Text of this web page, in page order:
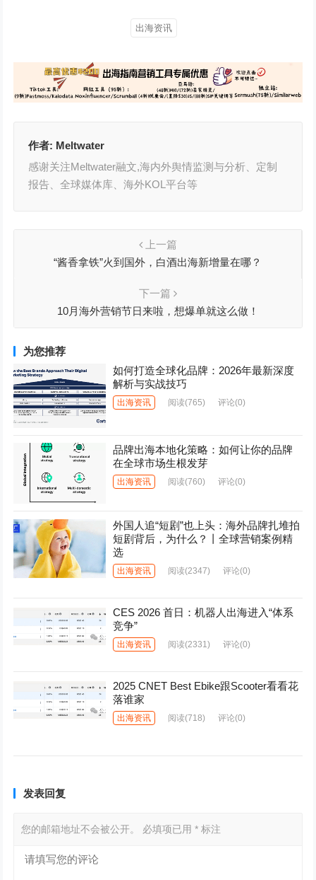
出海资讯
作者: Meltwater
感谢关注Meltwater融文,海内外舆情监测与分析、定制
报告、全球媒体库、海外KOL平台等
上一篇
“酱香拿铁”火到国外，白酒出海新增量在哪？
下一篇
10月海外营销节日来啦，想爆单就这么做！
为您推荐
如何打造全球化品牌：2026年最新深度
解析与实战技巧
出海资讯 阅读(765) 评论(0)
品牌出海本地化策略：如何让你的品牌
在全球市场生根发芽
出海资讯 阅读(760) 评论(0)
外国人追“短剧”也上头：海外品牌扎堆拍
短剧背后，为什么？丨全球营销案例精
选
出海资讯 阅读(2347) 评论(0)
CES 2026 首日：机器人出海进入“体系
竞争”
出海资讯 阅读(2331) 评论(0)
2025 CNET Best Ebike跟Scooter看看花
落谁家
出海资讯 阅读(718) 评论(0)
发表回复
您的邮箱地址不会被公开。 必填项已用* 标注